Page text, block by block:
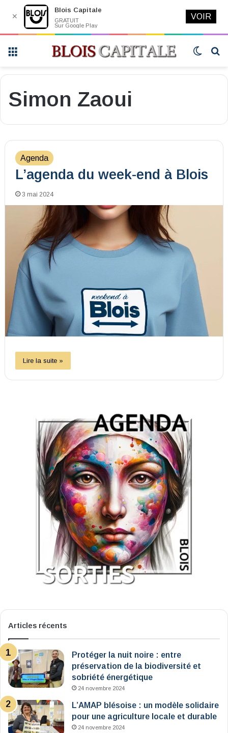
Switch
Simon Zaoui
Agenda
L’agenda du week-end à Blois
3 mai 2024
Lire la suite »
Articles récents
Protéger la nuit noire : entre
préservation de la biodiversité et
sobriété énergétique
24 novembre 2024
L’AMAP blésoise : un modèle solidaire
pour une agriculture locale et durable
24 novembre 2024
✕
Blois Capitale
GRATUIT
Sur Google Play
VOIR